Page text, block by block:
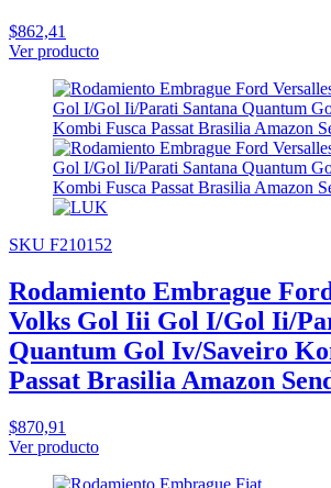
$862,41
Ver producto
SKU F210152
Rodamiento Embrague
Volks Gol Iii Gol I/Gol Ii/
Quantum Gol Iv/Saveiro
Passat Brasilia Amazon
$870,91
Ver producto